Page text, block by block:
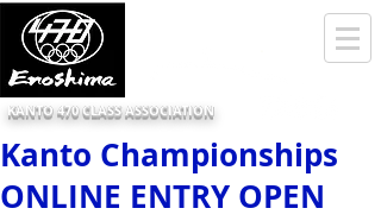
KANTO 470 CLASS ASSOCIATION
Kanto Championships
ONLINE ENTRY OPEN